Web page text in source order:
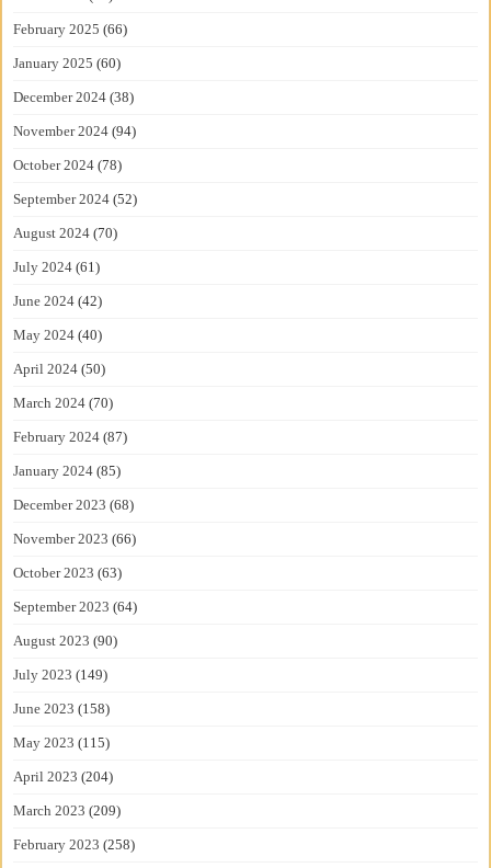
February 2025 (66)
January 2025 (60)
December 2024 (38)
November 2024 (94)
October 2024 (78)
September 2024 (52)
August 2024 (70)
July 2024 (61)
June 2024 (42)
May 2024 (40)
April 2024 (50)
March 2024 (70)
February 2024 (87)
January 2024 (85)
December 2023 (68)
November 2023 (66)
October 2023 (63)
September 2023 (64)
August 2023 (90)
July 2023 (149)
June 2023 (158)
May 2023 (115)
April 2023 (204)
March 2023 (209)
February 2023 (258)